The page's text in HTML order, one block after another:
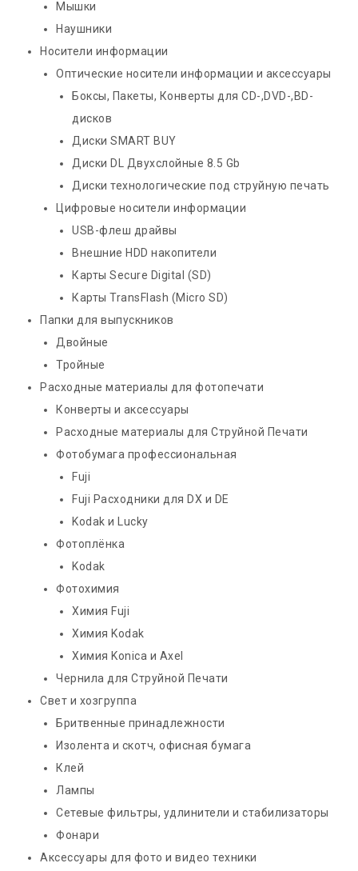
Мышки
Наушники
Носители информации
Оптические носители информации и аксессуары
Боксы, Пакеты, Конверты для CD-,DVD-,BD-
дисков
Диски SMART BUY
Диски DL Двухслойные 8.5 Gb
Диски технологические под струйную печать
Цифровые носители информации
USB-флеш драйвы
Внешние HDD накопители
Карты Secure Digital (SD)
Карты TransFlash (Micro SD)
Папки для выпускников
Двойные
Тройные
Расходные материалы для фотопечати
Конверты и аксессуары
Расходные материалы для Струйной Печати
Фотобумага профессиональная
Fuji
Fuji Расходники для DX и DE
Kodak и Lucky
Фотоплёнка
Kodak
Фотохимия
Химия Fuji
Химия Kodak
Химия Konica и Axel
Чернила для Струйной Печати
Свет и хозгруппа
Бритвенные принадлежности
Изолента и скотч, офисная бумага
Клей
Лампы
Сетевые фильтры, удлинители и стабилизаторы
Фонари
Аксессуары для фото и видео техники